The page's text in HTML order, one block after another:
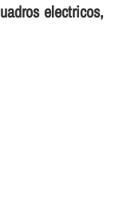
electricos,